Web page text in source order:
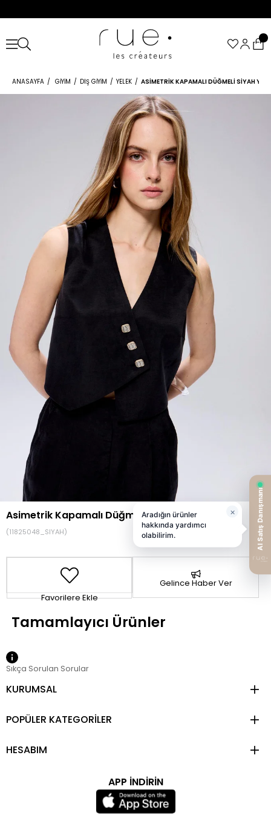
ANASAYFA GIYIM DIŞ GIYIM YELEK ASIMETRIK KAPAMALI DÜĞMELI SIYAH
Asimetrik Kapamalı Düğmeli Siyah Yelek
(11825048_SIYAH)
Favorilere Ekle
Gelince Haber Ver
Sıkça Sorulan Sorular
KURUMSAL
POPÜLER KATEGORİLER
HESABIM
APP İNDİRİN